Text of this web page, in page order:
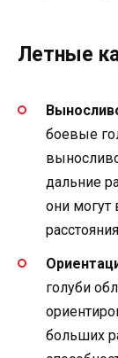
Летные
боевые
дальние
они могут
голуби
больших